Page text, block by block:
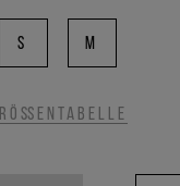
S M